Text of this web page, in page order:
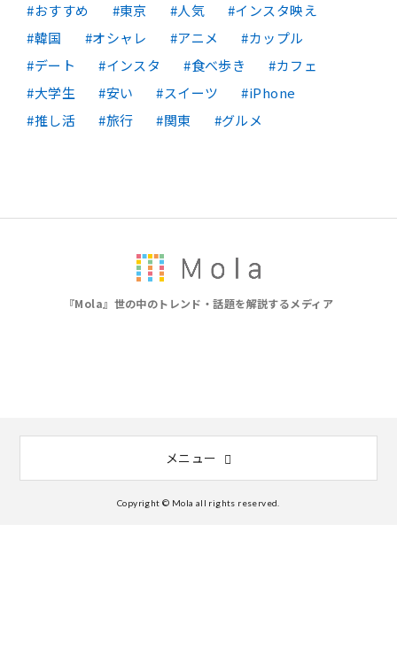
おすすめ 東京 人気
インスタ映え
韓国
オシャレ アニメ
カップル
デート
インスタ 食べ歩き
カフェ
大学生
安い スイーツ
iPhone
推し活
旅行 関東 グルメ
『Mola』世の中のトレンド・話題を解説するメディア
メニュー
Copyright © Mola all rights reserved.